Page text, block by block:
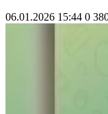
06.01.2026 15:44 0